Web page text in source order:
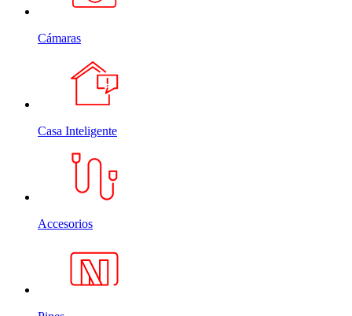
Cámaras
Casa Inteligente
Accesorios